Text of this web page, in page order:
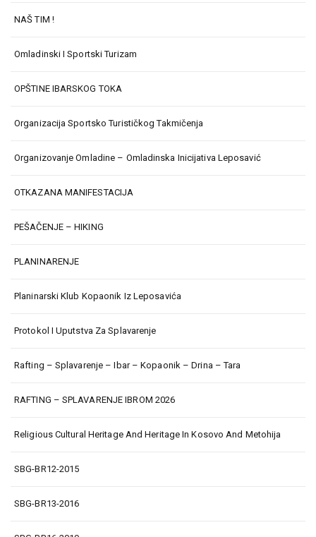
NAŠ TIM !
Omladinski I Sportski Turizam
OPŠTINE IBARSKOG TOKA
Organizacija Sportsko Turističkog Takmičenja
Organizovanje Omladine – Omladinska Inicijativa Leposavić
OTKAZANA MANIFESTACIJA
PEŠAČENJE – HIKING
PLANINARENJE
Planinarski Klub Kopaonik Iz Leposavića
Protokol I Uputstva Za Splavarenje
Rafting – Splavarenje – Ibar – Kopaonik – Drina – Tara
RAFTING – SPLAVARENJE IBROM 2026
Religious Cultural Heritage And Heritage In Kosovo And Metohija
SBG-BR12-2015
SBG-BR13-2016